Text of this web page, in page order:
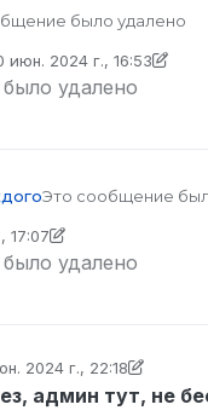
было удалено
июн. 2024 г., 16:53
Разьебу
удалено
Это сообщение
17:07
даун
удалено
2024 г., 22:18
1000+7
админ тут, не